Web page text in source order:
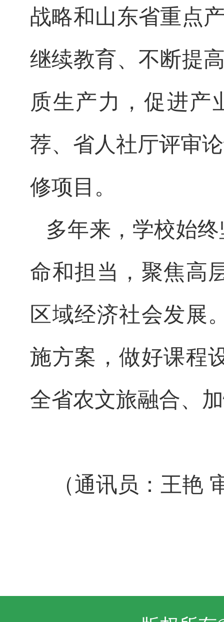
战略和山东省重点
继续教育、不断提
质生产力，促进产
荐、省人社厅评审
修项目。
多年来，学校始
命和担当，聚焦高
区域经济社会发展
施方案，做好课程
全省农文旅融合、
（通讯员：王艳